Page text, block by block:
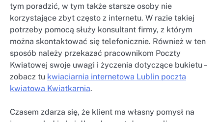
tym poradzić, w tym także starsze osoby nie
korzystające zbyt często z internetu. W razie takiej
potrzeby pomocą służy konsultant firmy, z którym
można skontaktować się telefonicznie. Również w ten
sposób należy przekazać pracownikom Poczty
Kwiatowej swoje uwagi i życzenia dotyczące bukietu –
zobacz tu kwiaciarnia internetowa Lublin poczta
kwiatowa Kwiatkarnia.
Czasem zdarza się, że klient ma własny pomysł na